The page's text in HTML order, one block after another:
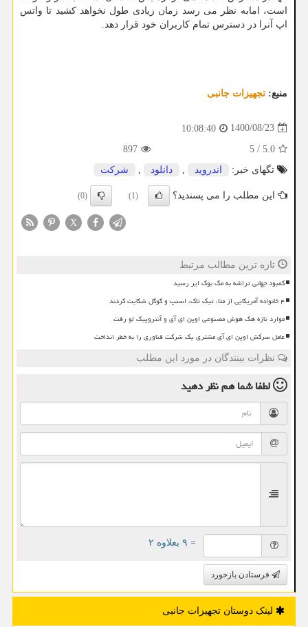
است، امابه نظر می رسد زمان زیادی طول نخواهد کشید تا واتس
اپ آنرا در دسترس تمام کاربران خود قرار دهد.
منبع: تجهیزات جانبی
1400/08/23
10:08:40
5.0
/
5
897
تگهای خبر:
اندروید دانلود شركت
این مطلب را می پسندید؟ (1)
(0)
X
تازه ترین مطالب مرتبط
کمبود جهانی تراشه به مک بوک ایر رسید
۴ خانواده آمریکایی از متا، تیک تاک، اسنپ و گوگل شکایت کردند
موارد تازه هک هوش مصنوعی اوپن ای آی و آنتروپیک لو رفت
عامل سرکش اوپن ای آی مشتری یک شرکت فناوری را به خطر انداخت
نظرات بینندگان در مورد این مطلب
لطفا شما همنظر دهید
= ۹ بعلاوه ۲
فرستادن بازخورد
لینک دوستان تجهیزات جانبی